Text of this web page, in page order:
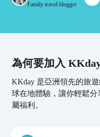
Family travel blogger
為何要加入
KKday 是亞洲領先的旅
球在地體驗，讓你輕鬆
屬福利。